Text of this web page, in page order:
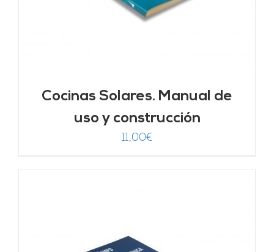
Cocinas Solares. Manual de
uso y construcción
11,00€